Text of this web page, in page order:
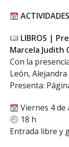
LIBROS |
Marcela Judith
Con la
León,
Presenta:
Viernes 4 de
18 h
Entrada libre y